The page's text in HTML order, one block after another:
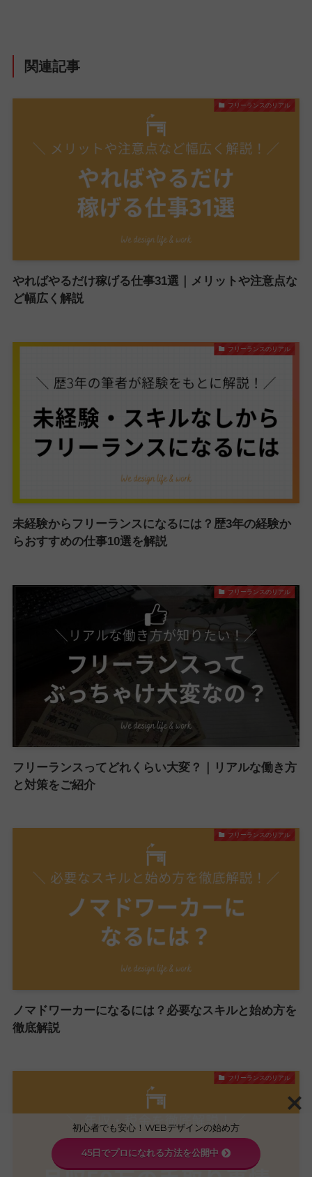
関連記事
フリーランスのリアル
やればやるだけ稼げる仕事31選｜メリットや注意点な
ど幅広く解説
フリーランスのリアル
未経験からフリーランスになるには？歴3年の経験か
らおすすめの仕事10選を解説
フリーランスのリアル
フリーランスってどれくらい大変？｜リアルな働き方
と対策をご紹介
フリーランスのリアル
ノマドワーカーになるには？必要なスキルと始め方を
徹底解説
フリーランスのリアル
初心者でも安心！WEBデザインの始め方
45日でプロになれる方法を公開中